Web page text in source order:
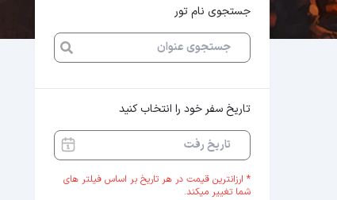
جستجوی نام تور
تاریخ سفر خود را انتخاب کنید
* ارزانترین قیمت در هر تاریخ بر اساس فیلتر های
شما تغییر میکند.